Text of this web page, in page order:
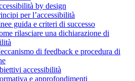
by design
per l’accessibilità
guida e criteri di successo
rilasciare una dichiarazione di
di feedback e procedura di
accessibilità
e approfondimenti